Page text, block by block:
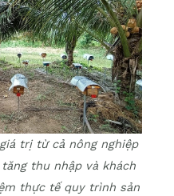
trị từ cả nông nghiệp
thu nhập và khách
thực tế quy trình sản